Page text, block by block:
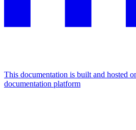
This documentation is built and hosted
documentation platform